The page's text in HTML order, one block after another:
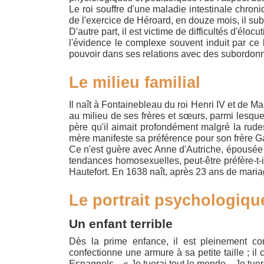
Le roi souffre d'une maladie intestinale
de l'exercice de Héroard, en douze mois, il
D'autre part, il est victime de difficultés
l'évidence le complexe souvent induit par
pouvoir dans ses relations avec des
Le milieu familial
Il naît à Fontainebleau du roi Henri IV et de
au milieu de ses frères et sœurs, parmi
père qu'il aimait profondément malgré la
mère manifeste sa préférence pour son frère
Ce n'est guère avec Anne d'Autriche,
tendances homosexuelles, peut-être préfère-
Hautefort. En 1638 naît, après 23 ans de
Le portrait
Un enfant terrible
Dès la prime enfance, il est pleinement
confectionne une armure à sa petite taille ; il